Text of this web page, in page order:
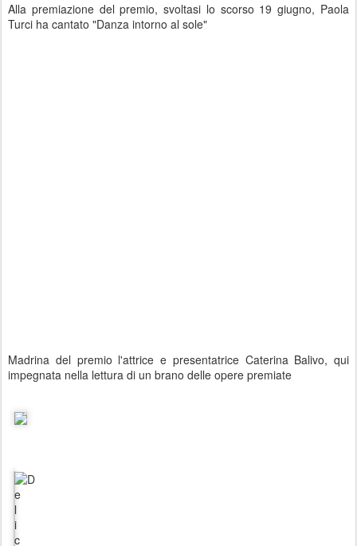
Alla premiazione del premio, svoltasi lo scorso 19 giugno, Paola
Turci ha cantato "Danza intorno al sole"
Madrina del premio l'attrice e presentatrice Caterina Balivo, qui
impegnata nella lettura di un brano delle opere premiate